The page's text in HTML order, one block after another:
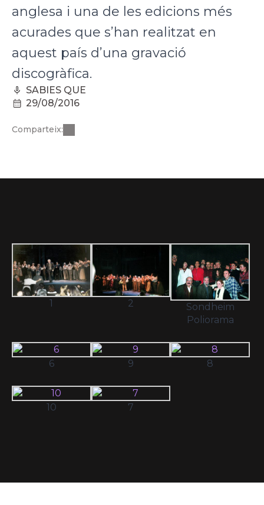
anglesa i una de les edicions més
acurades que s’han realitzat en
aquest país d’una gravació
discogràfica.
SABIES QUE
29/08/2016
Comparteix:
1 2
Sondheim
Poliorama
6 9 8
10 7